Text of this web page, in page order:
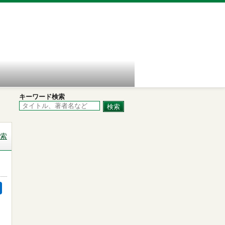
キーワード検索